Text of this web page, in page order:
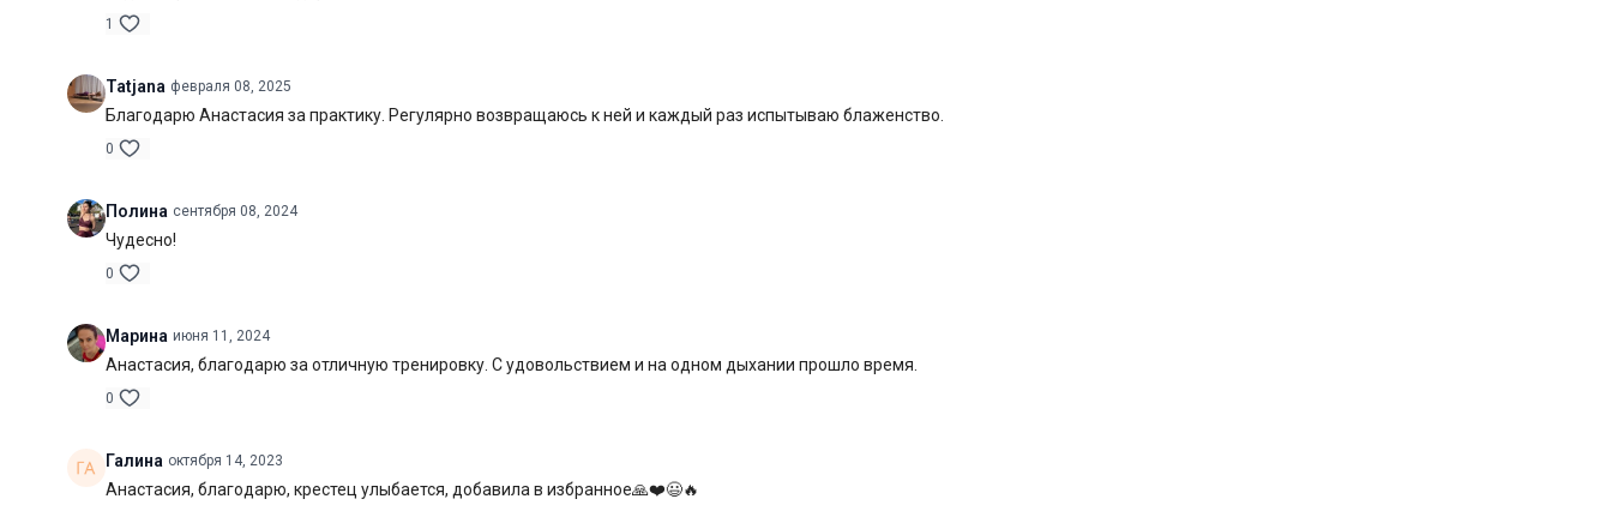
позвоночника
1
Tatjana февраля 08, 2025
Благодарю Анастасия за практику. Регулярно возвращаюсь к ней и каждый раз испытываю блаженство.
0
Полина сентября 08, 2024
Чудесно!
0
Марина июня 11, 2024
Анастасия, благодарю за отличную тренировку. С удовольствием и на одном дыхании прошло время.
0
Галина октября 14, 2023
Анастасия, благодарю, крестец улыбается, добавила в избранное🙏❤️😃🔥